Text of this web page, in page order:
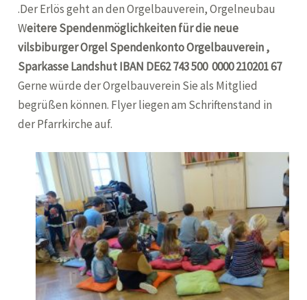
.Der Erlös geht an den Orgelbauverein, Orgelneubau
Weitere Spendenmöglichkeiten für die neue
vilsbiburger OrgelSpendenkonto Orgelbauverein ,
Sparkasse Landshut IBAN DE62 743 500 0000 210201 67
Gerne würde der Orgelbauverein Sie als Mitglied
begrüßen können. Flyer liegen am Schriftenstand in
der Pfarrkirche auf.